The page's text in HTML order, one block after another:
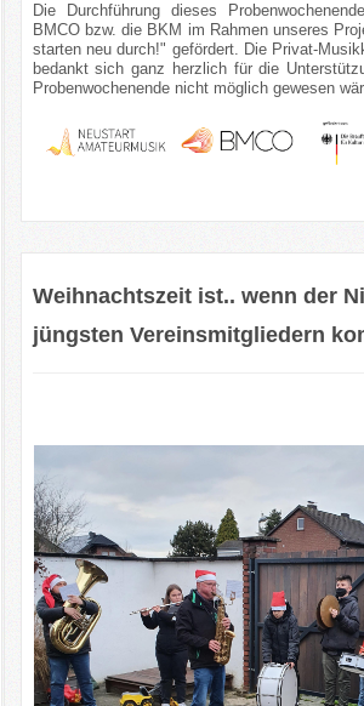
Die Durchführung dieses
BMCO bzw. die BKM im Rahmen unseres
starten neu durch!" gefördert. Die Privat-
bedankt sich ganz herzlich für die
Probenwochenende nicht möglich gewesen
Weihnachtszeit ist.. wenn der
jüngsten Vereinsmitgliedern